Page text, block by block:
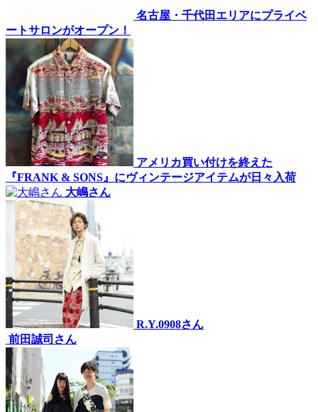
名古屋・千代田エリアにプライベ
ートサロンがオープン！
アメリカ買い付けを終えた
『FRANK & SONS』にヴィンテージアイテムが日々入荷
大嶋さん
R.Y.0908さん
前田誠司さん